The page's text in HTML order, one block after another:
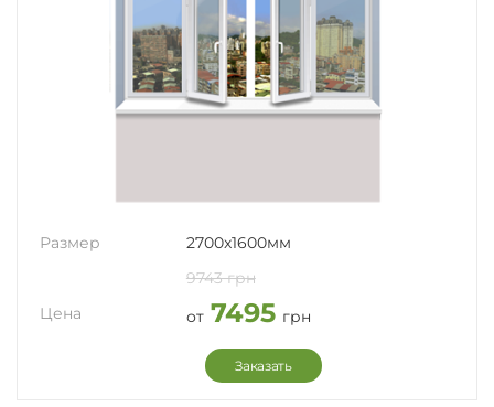
Размер
2700x1600мм
9743 грн
Цена
от 7495 грн
Заказать